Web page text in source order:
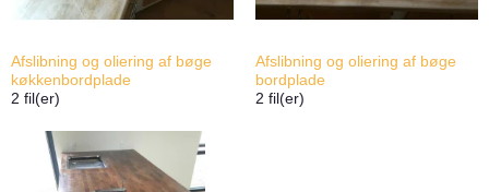
Afslibning og oliering af bøge
køkkenbordplade
2 fil(er)
Afslibning og oliering af bøge
bordplade
2 fil(er)